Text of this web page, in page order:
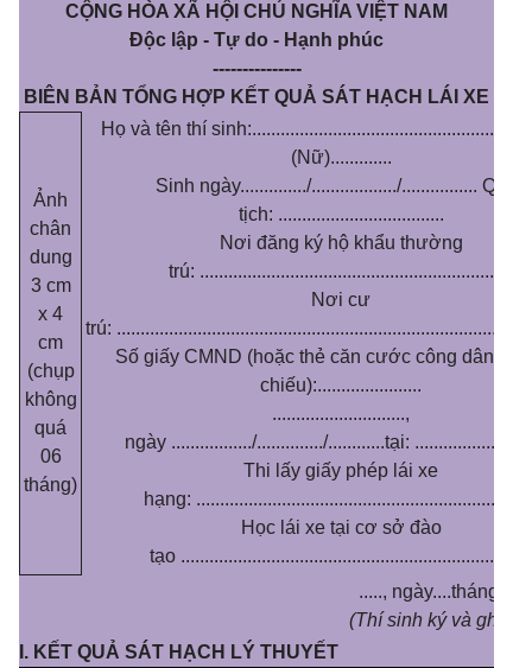
CỘNG HÒA XÃ HỘI CHỦ NGHĨA VIỆT NAM
Độc lập - Tự do - Hạnh phúc
---------------
BIÊN BẢN TỔNG HỢP KẾT QUẢ SÁT HẠCH LÁI XE
Ảnh
chân
dung
3 cm
x 4
cm
(chụp
không
quá
06
tháng)
Họ và tên thí sinh:.......................................
(Nữ).............
Sinh ngày............../................../................ Quốc
tịch: ...................................
Nơi đăng ký hộ khẩu thường
trú: ..................................................................
Nơi cư
trú:
Số giấy CMND (hoặc thẻ căn cước công dân
chiếu):......................
............................,
ngày ................./............../............tại:
Thi lấy giấy phép lái xe
hạng:
Học lái xe tại cơ sở đào
tạo ..........................................................................
.....,
(Thí sinh ký và ghi rõ
I. KẾT QUẢ SÁT HẠCH LÝ THUYẾT